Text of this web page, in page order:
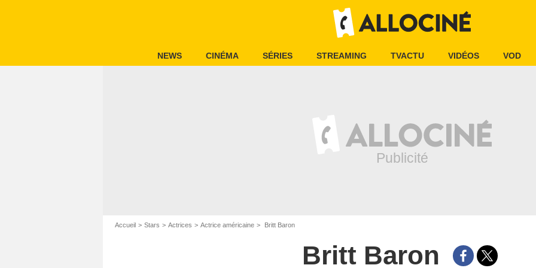
NEWS CINÉMA SÉRIES STREAMING TVACTU VIDÉOS VOD
Accueil Stars Actrices Actrice américaine Britt Baron
Britt Baron